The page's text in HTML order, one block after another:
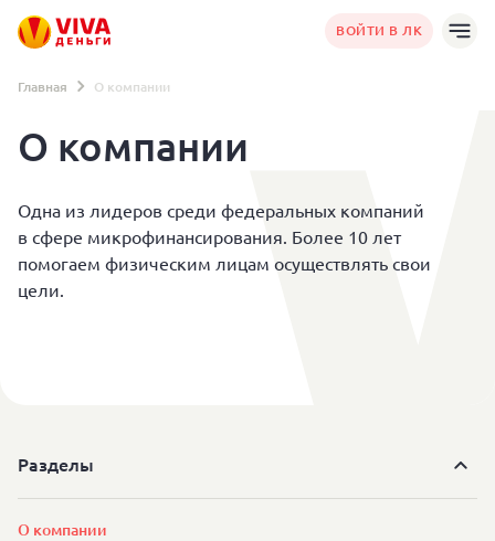
ВОЙТИ В ЛК
Главная О компании
О компании
Одна из лидеров среди федеральных компаний
в сфере микрофинансирования. Более 10 лет
помогаем физическим лицам осуществлять свои
цели.
Разделы
О компании